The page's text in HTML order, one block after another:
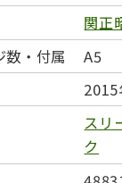
関正
数・付属
A5
2015
スリ
ク